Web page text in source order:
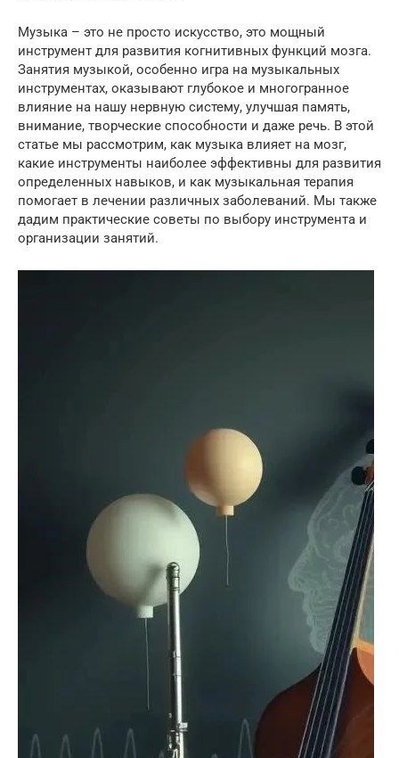
Музыка – это не просто искусство, это мощный
инструмент для развития когнитивных функций мозга.
Занятия музыкой, особенно игра на музыкальных
инструментах, оказывают глубокое и многогранное
влияние на нашу нервную систему, улучшая память,
внимание, творческие способности и даже речь. В этой
статье мы рассмотрим, как музыка влияет на мозг,
какие инструменты наиболее эффективны для развития
определенных навыков, и как музыкальная терапия
помогает в лечении различных заболеваний. Мы также
дадим практические советы по выбору инструмента и
организации занятий.